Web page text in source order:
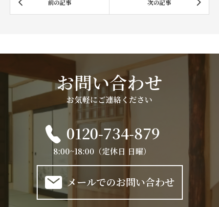
お問い合わせ
お気軽にご連絡ください
0120-734-879
8:00~18:00（定休日 日曜）
メールでのお問い合わせ